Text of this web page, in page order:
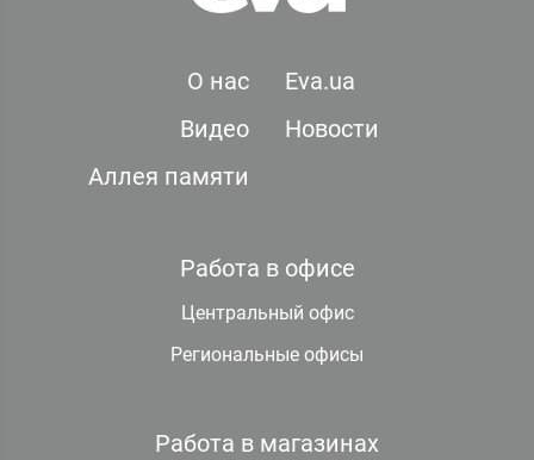
О нас
Eva.ua
Видео
Новости
Аллея памяти
Работа в офисе
Центральный офис
Региональные офисы
Работа в магазинах